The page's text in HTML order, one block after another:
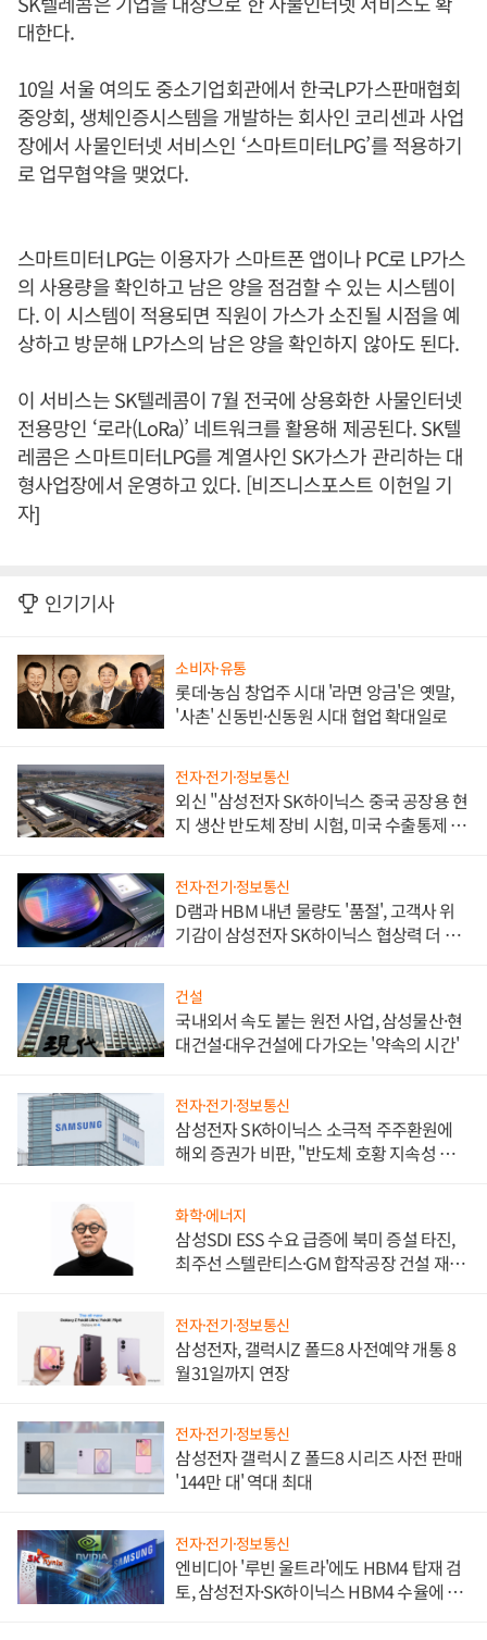
대한다.
10일 서울 여의도 중소기업회관에서 한국LP가스판매협회
중앙회, 생체인증시스템을 개발하는 회사인 코리센과 사업
장에서 사물인터넷 서비스인 ‘스마트미터LPG’를 적용하기
로 업무협약을 맺었다.
스마트미터LPG는 이용자가 스마트폰 앱이나 PC로 LP가스
의 사용량을 확인하고 남은 양을 점검할 수 있는 시스템이
다. 이 시스템이 적용되면 직원이 가스가 소진될 시점을 예
상하고 방문해 LP가스의 남은 양을 확인하지 않아도 된다.
이 서비스는 SK텔레콤이 7월 전국에 상용화한 사물인터넷
전용망인 ‘로라(LoRa)’ 네트워크를 활용해 제공된다. SK텔
레콤은 스마트미터LPG를 계열사인 SK가스가 관리하는 대
형사업장에서 운영하고 있다. [비즈니스포스트 이헌일 기
자]
인기기사
소비자·유통
롯데·농심 창업주 시대 '라면 앙금'은 옛말,
'사촌' 신동빈·신동원 시대 협업 확대일로
전자·전기·정보통신
외신 "삼성전자 SK하이닉스 중국 공장용 현
지 생산 반도체 장비 시험, 미국 수출통제 대
전자·전기·정보통신
D램과 HBM 내년 물량도 '품절', 고객사 위
기감이 삼성전자 SK하이닉스 협상력 더 키
건설
국내외서 속도 붙는 원전 사업, 삼성물산·현
대건설·대우건설에 다가오는 '약속의 시간'
전자·전기·정보통신
삼성전자 SK하이닉스 소극적 주주환원에
해외 증권가 비판, "반도체 호황 지속성 의
화학·에너지
삼성SDI ESS 수요 급증에 북미 증설 타진,
최주선 스텔란티스·GM 합작공장 건설 재추
전자·전기·정보통신
삼성전자, 갤럭시Z 폴드8 사전예약 개통 8
월31일까지 연장
전자·전기·정보통신
삼성전자 갤럭시 Z 폴드8 시리즈 사전 판매
'144만 대' 역대 최대
전자·전기·정보통신
엔비디아 '루빈 울트라'에도 HBM4 탑재 검
토, 삼성전자·SK하이닉스 HBM4 수율에 주